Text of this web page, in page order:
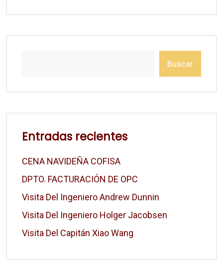
Buscar
Entradas recientes
CENA NAVIDEÑA COFISA
DPTO. FACTURACIÓN DE OPC
Visita Del Ingeniero Andrew Dunnin
Visita Del Ingeniero Holger Jacobsen
Visita Del Capitán Xiao Wang